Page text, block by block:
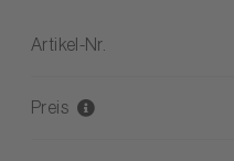
Artikel-Nr.
Preis